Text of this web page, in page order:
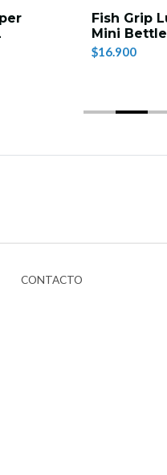
Fish Grip
Mini Bettle
$16.900
CONTACTO